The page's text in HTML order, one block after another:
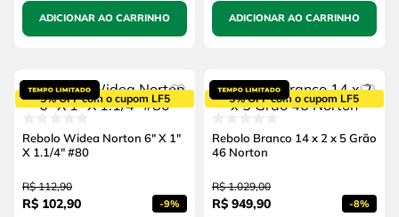
ADICIONAR AO CARRINHO ADICIONAR AO CARRINHO
5% OFF com o cupom LF5
Rebolo Widea Norton 6" X 1"
X 1.1/4" #80
R$ 112,90
R$ 102,90 -9%
5% OFF com o cupom LF5
Rebolo Branco 14 x 2 x 5 Grão
46 Norton
R$ 1.029,00
R$ 949,90 -8%